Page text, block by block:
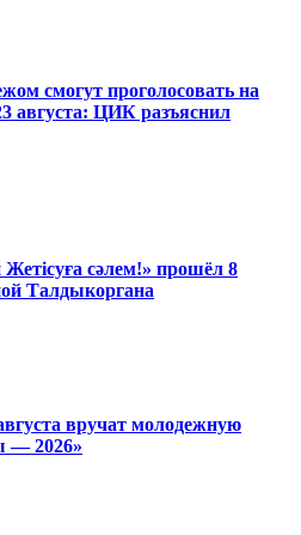
смогут проголосовать на
августа: ЦИК разъяснил
сәлем!» прошёл 8
Талдыкоргана
вручат молодежную
— 2026»